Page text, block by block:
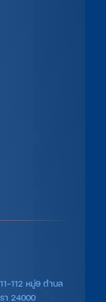
112 หมู่9 ตำบล
า 24000